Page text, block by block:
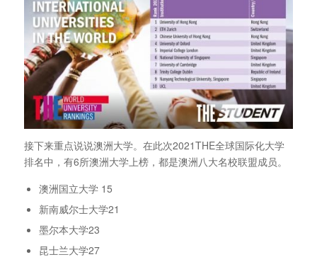
接下来重点说说澳洲大学。在此次2021THE全球国际化大学
排名中，有6所澳洲大学上榜，都是澳洲八大名校联盟成员。
澳洲国立大学 15
新南威尔士大学21
墨尔本大学23
昆士兰大学27